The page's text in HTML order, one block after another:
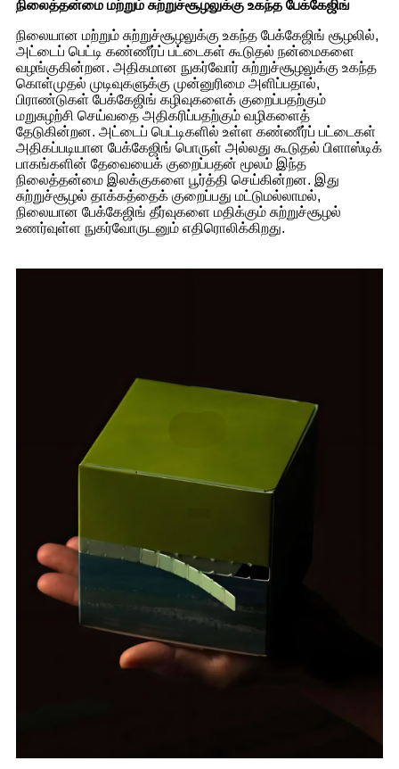
நிலைத்தன்மை மற்றும் சுற்றுச்சூழலுக்கு உகந்த பேக்கேஜிங்
நிலையான மற்றும் சுற்றுச்சூழலுக்கு உகந்த பேக்கேஜிங் சூழலில்,
அட்டைப் பெட்டி கண்ணீர்ப் பட்டைகள் கூடுதல் நன்மைகளை
வழங்குகின்றன. அதிகமான நுகர்வோர் சுற்றுச்சூழலுக்கு உகந்த
கொள்முதல் முடிவுகளுக்கு முன்னுரிமை அளிப்பதால்,
பிராண்டுகள் பேக்கேஜிங் கழிவுகளைக் குறைப்பதற்கும்
மறுசுழற்சி செய்வதை அதிகரிப்பதற்கும் வழிகளைத்
தேடுகின்றன. அட்டைப் பெட்டிகளில் உள்ள கண்ணீர்ப் பட்டைகள்
அதிகப்படியான பேக்கேஜிங் பொருள் அல்லது கூடுதல் பிளாஸ்டிக்
பாகங்களின் தேவையைக் குறைப்பதன் மூலம் இந்த
நிலைத்தன்மை இலக்குகளை பூர்த்தி செய்கின்றன. இது
சுற்றுச்சூழல் தாக்கத்தைக் குறைப்பது மட்டுமல்லாமல்,
நிலையான பேக்கேஜிங் தீர்வுகளை மதிக்கும் சுற்றுச்சூழல்
உணர்வுள்ள நுகர்வோருடனும் எதிரொலிக்கிறது.